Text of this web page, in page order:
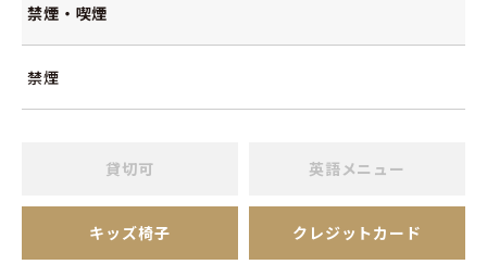
禁煙・喫煙
禁煙
貸切可 英語メニュー
キッズ椅子 クレジットカード